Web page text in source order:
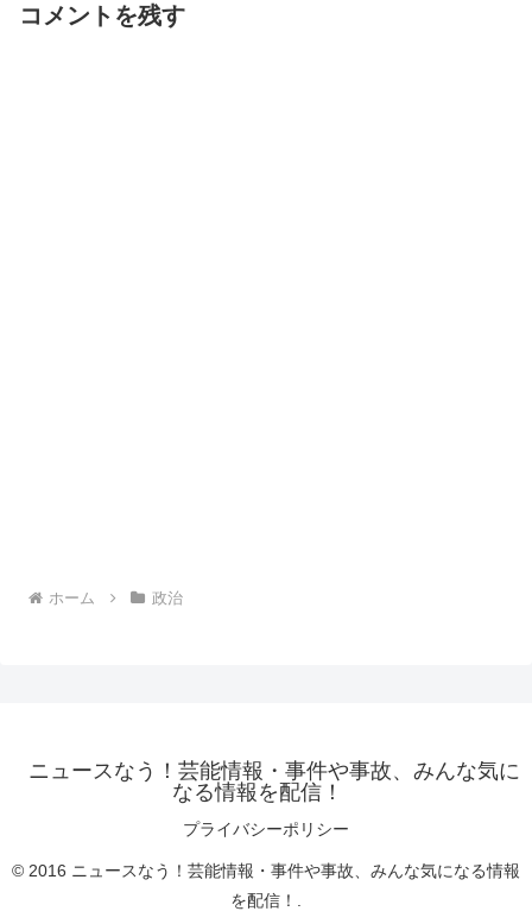
コメントを残す
ホーム 政治
ニュースなう！芸能情報・事件や事故、みんな気に
なる情報を配信！
プライバシーポリシー
© 2016 ニュースなう！芸能情報・事件や事故、みんな気になる情報
を配信！.